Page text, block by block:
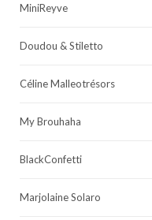
MiniReyve
Doudou & Stiletto
Céline Malleotrésors
My Brouhaha
BlackConfetti
Marjolaine Solaro